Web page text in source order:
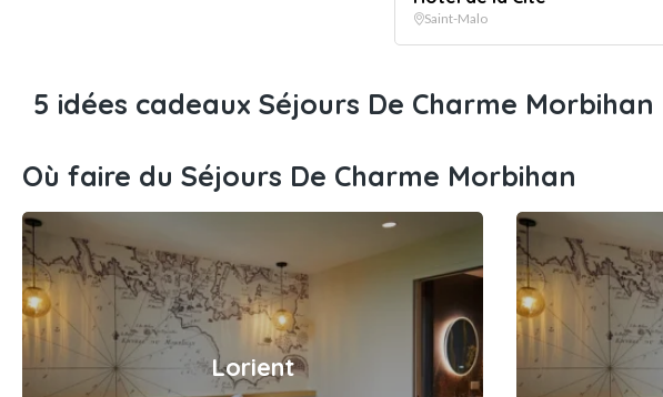
Saint-Malo
5 idées cadeaux Séjours De Charme Morbihan
Où faire du Séjours De Charme Morbihan
Lorient